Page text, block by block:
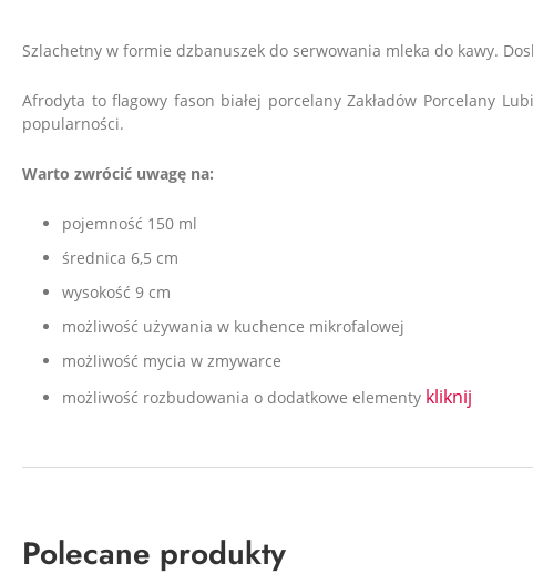
Szlachetny w formie dzbanuszek do serwowania mleka do kawy. D
Afrodyta to flagowy fason białej porcelany Zakładów Porcelany
popularności.
Warto zwrócić uwagę na:
pojemność 150 ml
średnica 6,5 cm
wysokość 9 cm
możliwość używania w kuchence mikrofalowej
możliwość mycia w zmywarce
możliwość rozbudowania o dodatkowe elementy kliknij
Polecane produkty